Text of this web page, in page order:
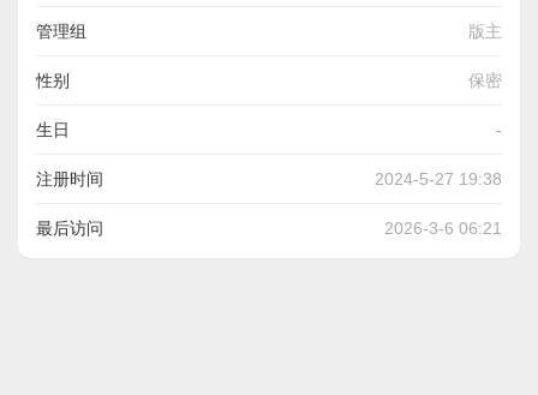
管理组 版主
性别 保密
生日 -
注册时间 2024-5-27 19:38
最后访问 2026-3-6 06:21